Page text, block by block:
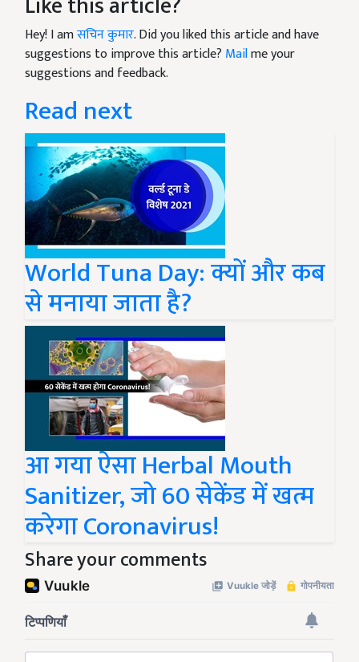
Hey! I amसचिन कुमार. Did you liked this article and have
suggestions to improve this article? Mailme your
suggestions and feedback.
Read next
World Tuna Day: क्यों और कब
से मनाया जाता है?
आ गया ऐसा Herbal Mouth
Sanitizer, जो 60 सेकेंड में खत्म
करेगा Coronavirus!
Share your comments